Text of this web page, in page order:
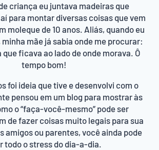
criança eu juntava madeiras que
para montar diversas coisas que vem
moleque de 10 anos. Aliás, quando eu
mãe já sabia onde me procurar:
ficava ao lado de onde morava. Ô
tempo bom!
foi ideia que tive e desenvolvi com o
pensou em um blog para mostrar às
o “faça-você-mesmo” pode ser
de fazer coisas muito legais para sua
amigos ou parentes, você ainda pode
todo o stress do dia-a-dia.